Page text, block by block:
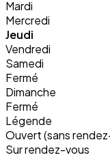
Mardi
Mercredi
Jeudi
Vendredi
Samedi
Fermé
Dimanche
Fermé
Légende
Ouvert (sans
Sur rendez-vous